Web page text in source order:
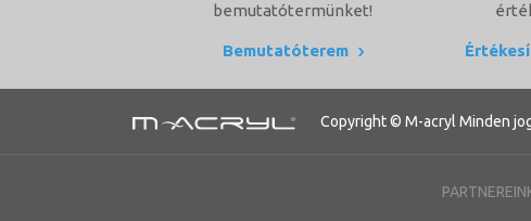
bemutatótermünket!
Bemutatóterem
Copyright © M-acryl Minden